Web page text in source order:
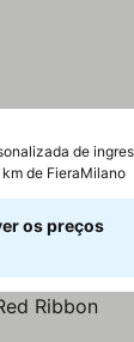
de
de FieraMilano
os preços